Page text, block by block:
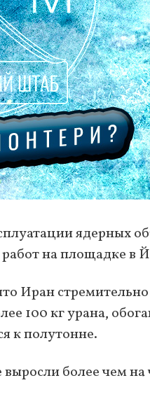
ядерных
на площадке в
Иран
100 кг урана,
к полутонне.
более чем на